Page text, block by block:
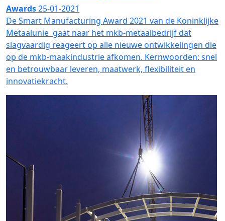
Awards25-01-2021
De Smart Manufacturing Award 2021 van de Koninklijke
Metaalunie gaat naar het mkb-metaalbedrijf dat
slagvaardig reageert op alle nieuwe ontwikkelingen die
op de mkb-maakindustrie afkomen. Kernwoorden: snel
en betrouwbaar leveren, maatwerk, flexibiliteit en
innovatiekracht.